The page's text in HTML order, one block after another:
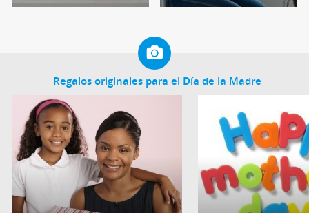
Regalos originales para el Día de la Madre